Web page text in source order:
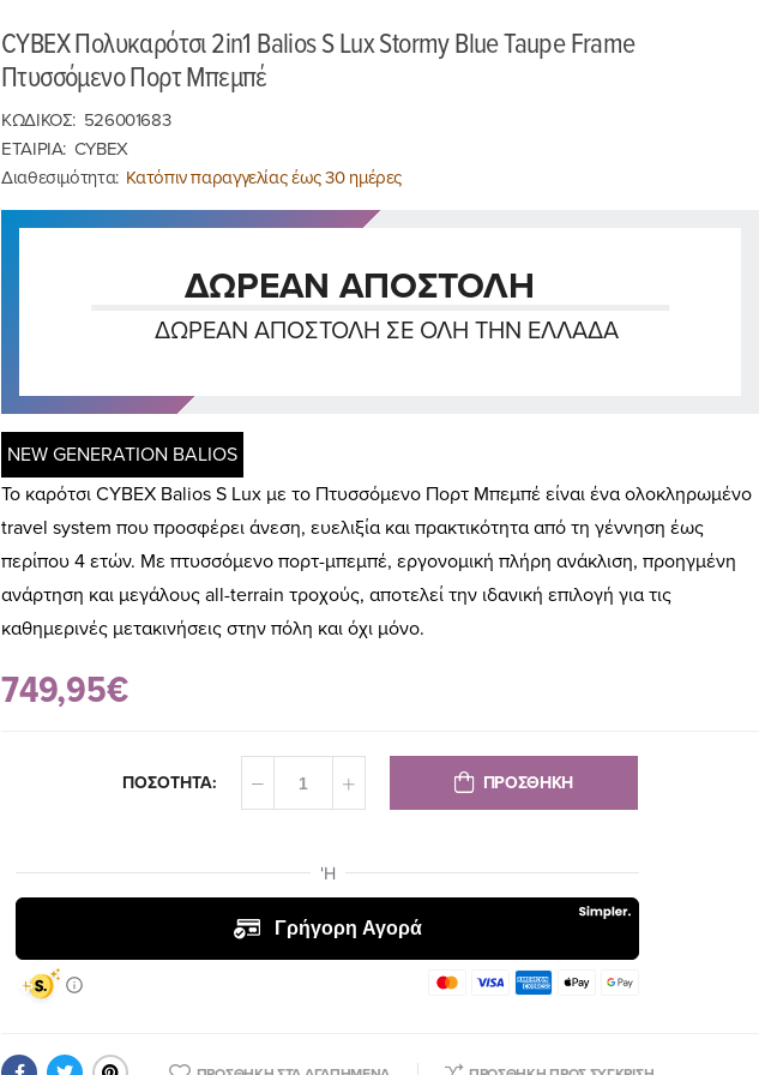
CYBEX Πολυκαρότσι 2in1 Balios S Lux Stormy Blue Taupe Frame
Πτυσσόμενο Πορτ Μπεμπέ
ΚΩΔΙΚΟΣ: 526001683
ΕΤΑΙΡΙΑ: CYBEX
Διαθεσιμότητα: Κατόπιν παραγγελίας έως 30 ημέρες
ΔΩΡΕΑΝ ΑΠΟΣΤΟΛΗ
ΔΩΡΕΆΝ ΑΠΟΣΤΟΛΉ ΣΕ ΌΛΗ ΤΗΝ ΕΛΛΆΔΑ
NEW GENERATION BALIOS
Το καρότσι CYBEX Balios S Lux με το Πτυσσόμενο Πορτ Μπεμπέ είναι ένα ολοκληρωμένο
travel system που προσφέρει άνεση, ευελιξία και πρακτικότητα από τη γέννηση έως
περίπου 4 ετών. Με πτυσσόμενο πορτ-μπεμπέ, εργονομική πλήρη ανάκλιση, προηγμένη
ανάρτηση και μεγάλους all-terrain τροχούς, αποτελεί την ιδανική επιλογή για τις
καθημερινές μετακινήσεις στην πόλη και όχι μόνο.
749,95€
ΠΟΣΟΤΗΤΑ: ΠΡΟΣΘΗΚΗ